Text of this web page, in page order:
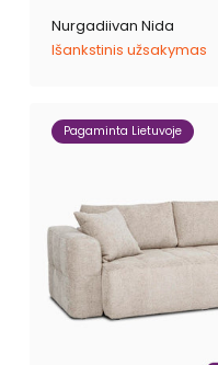
Nurgadiivan Nida
Išankstinis užsakymas
Pagaminta Lietuvoje